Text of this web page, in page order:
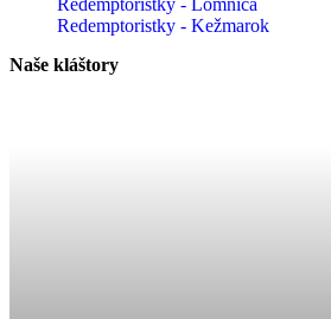
Redemptoristky - Kežmarok
Naše kláštory